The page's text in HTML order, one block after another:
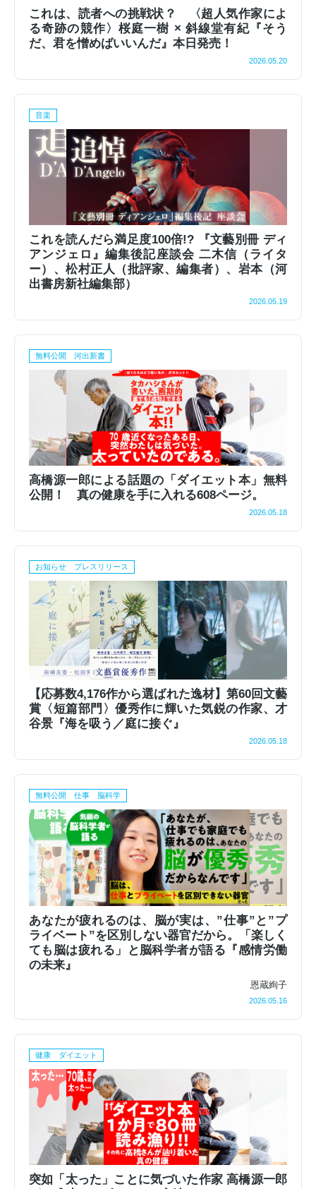
これは、読者への挑戦状？ 〈超人気作家によ
る奇跡の競作〉桜庭一樹 × 斜線堂有紀『そう
だ、君を憎めばいいんだ』本日発売！
2026.05.20
音楽
これを読んだら満足度100倍!? 『文藝別冊 ディ
アンジェロ』編集後記座談会 二木信（ライタ
ー）、松村正人（批評家、編集者）、岩本（河
出書房新社編集部）
2026.05.19
無料公開 河出新書
高橋源一郎による話題の「ダイエット本」無料
公開！ 真の健康を手に入れる608ページ。
2026.05.18
お知らせ プレスリリース
【応募数4,176作から選ばれた逸材】第60回文藝
賞〈短篇部門〉優秀作に輝いた気鋭の作家、才
谷景『海を吸う／庭に接ぐ』
2026.05.18
無料公開 仕事 脳科学
あなたが疲れるのは、脳が実は、”仕事”と”プ
ライベート”を区別しない器官だから。「楽しく
ても脳は疲れる」と脳科学者が語る『感情労働
の未来』
恩蔵絢子
2026.05.16
健康 ダイエット
突如「太った」ことに気づいた作家 高橋源一郎